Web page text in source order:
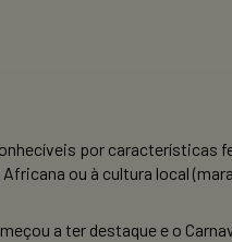
por características
ou à cultura local
a ter destaque e o